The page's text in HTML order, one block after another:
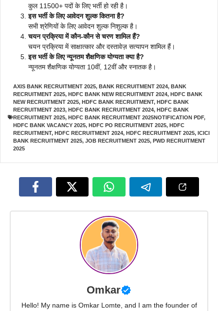
कुल 11500+ पदों के लिए भर्ती हो रही है।
इस भर्ती के लिए आवेदन शुल्क कितना है?
सभी श्रेणियों के लिए आवेदन शुल्क निशुल्क है।
चयन प्रक्रिया में कौन-कौन से चरण शामिल हैं?
चयन प्रक्रिया में साक्षात्कार और दस्तावेज़ सत्यापन शामिल हैं।
इस भर्ती के लिए न्यूनतम शैक्षणिक योग्यता क्या है?
न्यूनतम शैक्षणिक योग्यता 10वीं, 12वीं और स्नातक है।
AXIS BANK RECRUITMENT 2025, BANK RECRUITMENT 2024, BANK
RECRUITMENT 2025, HDFC BANK NEW RECRUITMENT 2024, HDFC BANK
NEW RECRUITMENT 2025, HDFC BANK RECRUITMENT, HDFC BANK
RECRUITMENT 2023, HDFC BANK RECRUITMENT 2024, HDFC BANK
RECRUITMENT 2025, HDFC BANK RECRUITMENT 2025NOTIFICATION PDF,
HDFC BANK VACANCY 2025, HDFC PO RECRUITMENT 2025, HDFC
RECRUITMENT, HDFC RECRUITMENT 2024, HDFC RECRUITMENT 2025, ICICI
BANK RECRUITMENT 2025, JOB RECRUITMENT 2025, PWD RECRUITMENT
2025
Omkar
Hello! My name is Omkar Lomte, and I am the founder of